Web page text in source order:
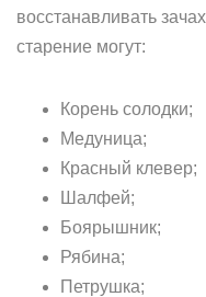
восстанавливать
старение могут:
Корень солодки;
Медуница;
Красный клевер;
Шалфей;
Боярышник;
Рябина;
Петрушка;